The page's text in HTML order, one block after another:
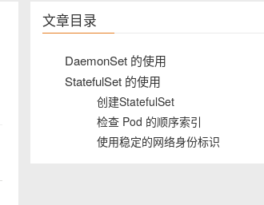
文章目录
DaemonSet 的使用
StatefulSet 的使用
创建StatefulSet
检查 Pod 的顺序索引
使用稳定的网络身份标识